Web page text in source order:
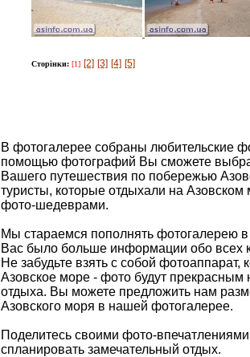
Сторінки: [1] [2] [3] [4] [5]
В фотогалерее собраны любительские
помощью фотографий Вы сможете
Вашего путешествия по побережью
туристы, которые отдыхали на
фото-шедеврами.
Мы стараемся пополнять фотогалерею
Вас было больше информации обо всех
Не забудьте взять с собой фотоаппарат,
Азовское море - фото будут
отдыха. Вы можете предложить нам
Азовского моря в нашей фотогалерее.
Поделитесь своими фото-
спланировать замечательный отдых.